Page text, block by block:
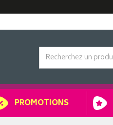
PROMOTIONS